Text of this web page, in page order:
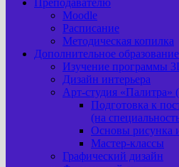
Преподавателю
Moodle
Расписание
Методическая копилка
Дополнительное образование
Изучение программы
Дизайн интерьера
Арт-cтудия «Палитра»
Подготовка к
(на
Основы рисунка
Мастер-классы
Графический дизайн